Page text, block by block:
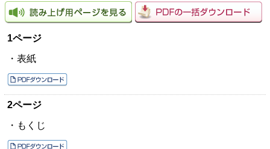
1ページ
・表紙
2ページ
・もくじ